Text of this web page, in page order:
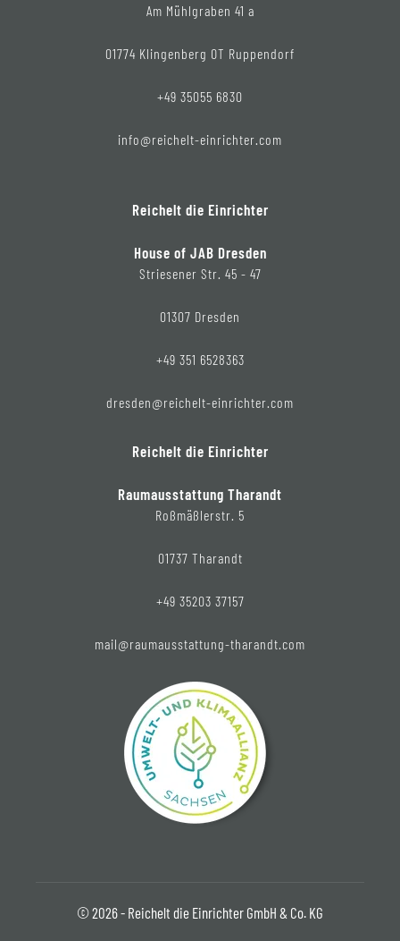
Am Mühlgraben 41 a
01774 Klingenberg OT Ruppendorf
+49 35055 6830
info@reichelt-einrichter.com
Reichelt die Einrichter
House of JAB Dresden
Striesener Str. 45 - 47
01307 Dresden
+49 351 6528363
dresden@reichelt-einrichter.com
Reichelt die Einrichter
Raumausstattung Tharandt
Roßmäßlerstr. 5
01737 Tharandt
+49 35203 37157
mail@raumausstattung-tharandt.com
© 2026 - Reichelt die Einrichter GmbH & Co. KG